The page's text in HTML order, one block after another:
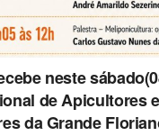
neste
de Apicultores e
da Grande